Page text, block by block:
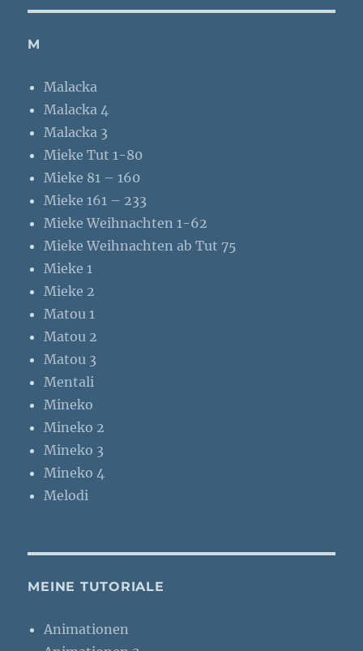
M
Malacka
Malacka 4
Malacka 3
Mieke Tut 1-80
Mieke 81 – 160
Mieke 161 – 233
Mieke Weihnachten 1-62
Mieke Weihnachten ab Tut 75
Mieke 1
Mieke 2
Matou 1
Matou 2
Matou 3
Mentali
Mineko
Mineko 2
Mineko 3
Mineko 4
Melodi
MEINE TUTORIALE
Animationen